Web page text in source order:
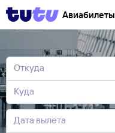
Авиабилеты